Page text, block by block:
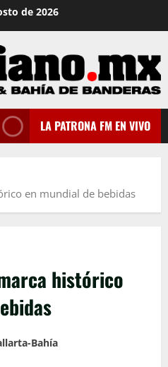
de 2026
LA PATRONA FM EN VIVO
en mundial de bebidas
histórico
Bahía